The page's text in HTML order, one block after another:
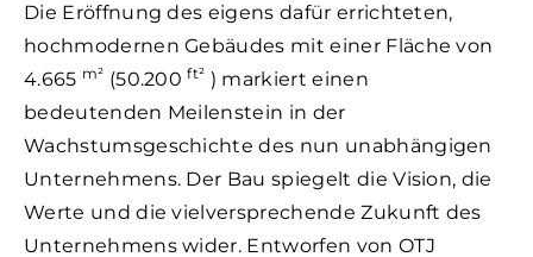
Die Eröffnung des eigens dafür errichteten,
hochmodernen Gebäudes mit einer Fläche von
4.665 m² (50.200ft² ) markiert einen
bedeutenden Meilenstein in der
Wachstumsgeschichte des nun unabhängigen
Unternehmens. Der Bau spiegelt die Vision, die
Werte und die vielversprechende Zukunft des
Unternehmens wider. Entworfen von OTJ